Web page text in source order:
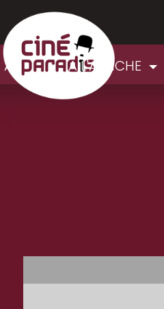
ACCUEIL A L'AFFICHE